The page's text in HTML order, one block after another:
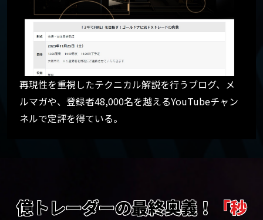
再現性を重視したテクニカル解説を行うブログ、メ
ルマガや、登録者48,000名を越えるYouTubeチャン
ネルで定評を得ている。
億トレーダーの最終奥義！
「秒